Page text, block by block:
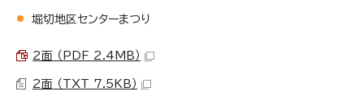
堀切地区センターまつり
2面 （PDF 2.4MB）
2面 （TXT 7.5KB）